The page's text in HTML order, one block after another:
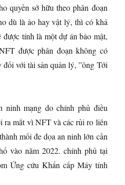
quyền sở hữu theo phân đoạn
dù là ảo hay vật lý, thì có khả
tính là một dự án bảo mật,
được phân đoạn không có
đối với tài sản quản lý, ”ông Tới
ninh mạng do chính phủ điều
ra mắt vì NFT và các rủi ro liên
mối đe dọa an ninh lớn cần
vào năm 2022. chính phủ tại
Ứng cứu Khẩn cấp Máy tính